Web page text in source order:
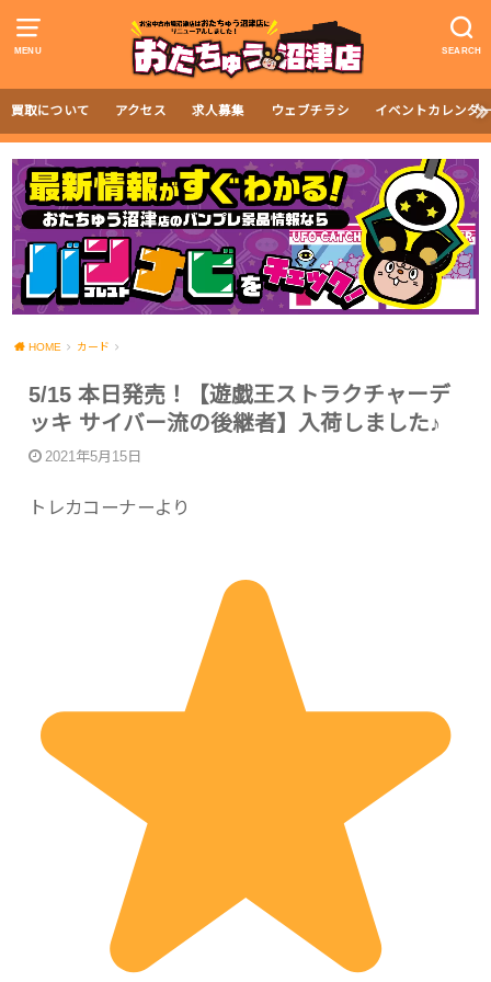
MENU SEARCH
買取について アクセス 求人募集 ウェブチラシ イベントカレンダ
HOME カード
5/15 本日発売！【遊戯王ストラクチャーデ
ッキ サイバー流の後継者】入荷しました♪
2021年5月15日
トレカコーナーより